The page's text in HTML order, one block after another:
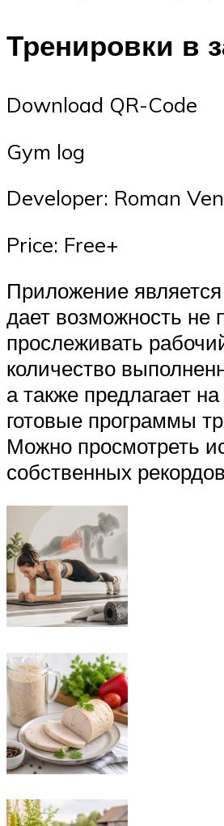
Тренировки в
Download QR-Code
‎Gym log
Developer: Roman
Price: Free+
Приложение
дает возможность не
прослеживать
количество
а также предлагает
готовые программы
Можно просмотреть
собственных